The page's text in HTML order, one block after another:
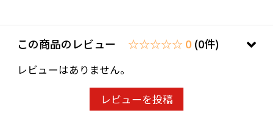
この商品のレビュー ☆☆☆☆☆ 0 (0件)
レビューはありません。
レビューを投稿